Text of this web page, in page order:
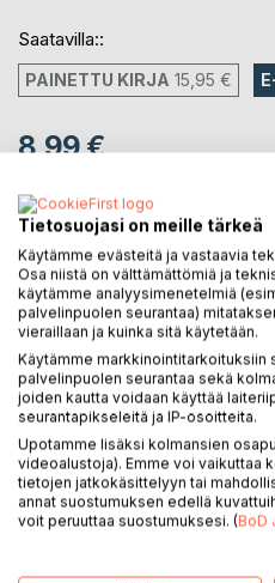
Saatavilla::
PAINETTU KIRJA 15,95 €
8,99 €
Heti ladattavissa
LISÄÄ
Lisää muistilistalle
Arvostele tuote
Tietosuojasi on meille tärkeä
Käytämme evästeitä ja vastaavia
Osa niistä on välttämättömiä ja
käytämme analyysimenetelmiä
palvelinpuolen seurantaa)
vieraillaan ja kuinka sitä käytetään.
Käytämme markkinointitarkoituksiin
palvelinpuolen seurantaa sekä
joiden kautta voidaan käyttää
seurantapikseleitä ja IP-osoitteita.
Upotamme lisäksi kolmansien
videoalustoja). Emme voi vaikuttaa
tietojen jatkokäsittelyyn tai
annat suostumuksen edellä
voit peruuttaa suostumuksesi. (BoD